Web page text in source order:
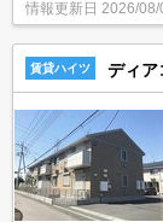
い）
情報更新日 2026/08/
賃貸ハイツ ディ